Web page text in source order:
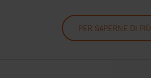
PER SAPERNE DI PIÙ